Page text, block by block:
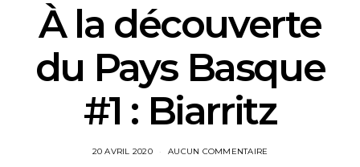
À la découverte
du Pays Basque
#1 : Biarritz
20 AVRIL 2020 AUCUN COMMENTAIRE